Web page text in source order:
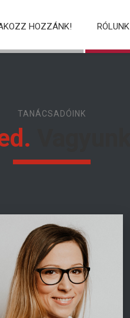
HOZZÁNK! RÓLUNK
TANÁCSADÓINK
Fusce tellus odio, dapibus id,
fermentum quis, suscipit id,
erat. Fusce aliquam
vestibulum ipsum. Aliquam
erat volutpat.